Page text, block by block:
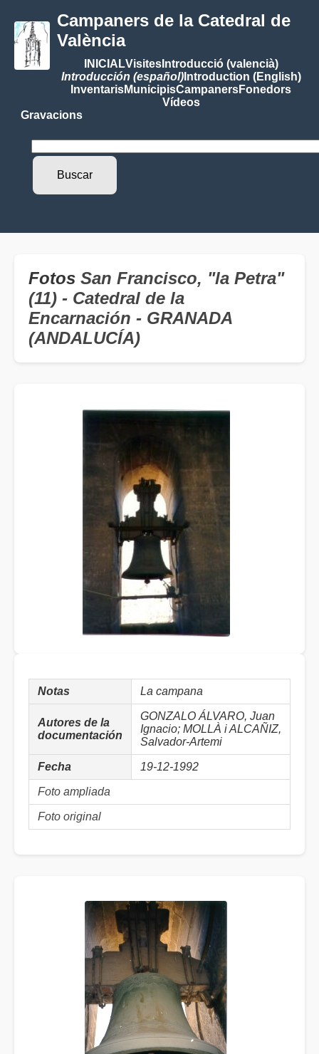
Campaners de la Catedral de
València
INICIALVisitesIntroducció (valencià)
Introducción (español)Introduction (English)
InventarisMunicipisCampanersFonedors
Vídeos
Gravacions
Fotos San Francisco, "la Petra"
(11) - Catedral de la
Encarnación - GRANADA
(ANDALUCÍA)
Notas La campana
Autores de la
documentación
GONZALO ÁLVARO, Juan
Ignacio; MOLLÀ i ALCAÑIZ,
Salvador-Artemi
Fecha 19-12-1992
Foto ampliada
Foto original